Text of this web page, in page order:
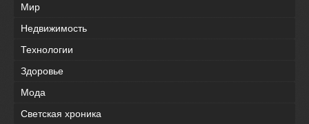
Мир
Недвижимость
Технологии
Здоровье
Мода
Светская хроника